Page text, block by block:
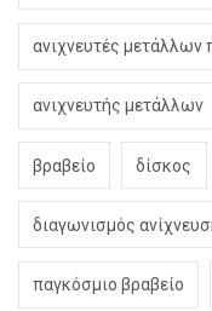
ανιχνευτές μετάλλων
ανιχνευτής μετάλλων
βραβείο δίσκος
διαγωνισμός
παγκόσμιο βραβείο